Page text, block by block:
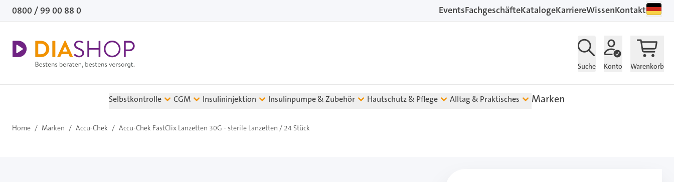
Direkt zum Inhalt
0800 / 99 00 88 0 EventsFachgeschäfteKatalogeKarriereWissenKontakt
Suche Konto Warenkorb
Selbstkontrolle CGM Insulininjektion Insulinpumpe & Zubehör Hautschutz & Pflege Alltag & Praktisches Marken
Home / Marken / Accu-Chek / Accu-Chek FastClix Lanzetten 30G - sterile Lanzetten / 24 Stück